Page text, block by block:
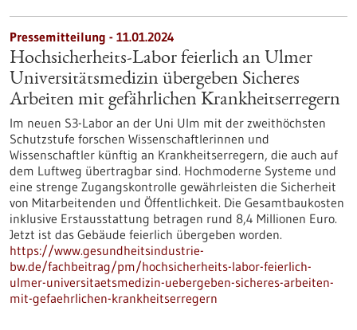
Pressemitteilung - 11.01.2024
Hochsicherheits-Labor feierlich an Ulmer
Universitätsmedizin übergeben Sicheres
Arbeiten mit gefährlichen Krankheitserregern
Im neuen S3-Labor an der Uni Ulm mit der zweithöchsten
Schutzstufe forschen Wissenschaftlerinnen und
Wissenschaftler künftig an Krankheitserregern, die auch auf
dem Luftweg übertragbar sind. Hochmoderne Systeme und
eine strenge Zugangskontrolle gewährleisten die Sicherheit
von Mitarbeitenden und Öffentlichkeit. Die Gesamtbaukosten
inklusive Erstausstattung betragen rund 8,4 Millionen Euro.
Jetzt ist das Gebäude feierlich übergeben worden.
https://www.gesundheitsindustrie-
bw.de/fachbeitrag/pm/hochsicherheits-labor-feierlich-
ulmer-universitaetsmedizin-uebergeben-sicheres-arbeiten-
mit-gefaehrlichen-krankheitserregern